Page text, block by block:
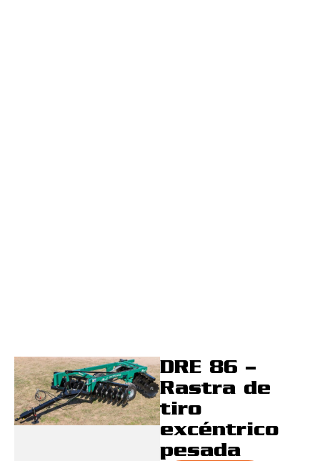
DRE 86 –
Rastra de
tiro
excéntrico
pesada